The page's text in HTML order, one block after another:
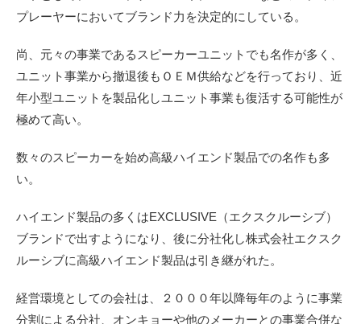
プレーヤーにおいてブランド力を決定的にしている。
尚、元々の事業であるスピーカーユニットでも名作が多く、
ユニット事業から撤退後もＯＥＭ供給などを行っており、近
年小型ユニットを製品化しユニット事業も復活する可能性が
極めて高い。
数々のスピーカーを始め高級ハイエンド製品での名作も多
い。
ハイエンド製品の多くはEXCLUSIVE（エクスクルーシブ）
ブランドで出すようになり、後に分社化し株式会社エクスク
ルーシブに高級ハイエンド製品は引き継がれた。
経営環境としての会社は、２０００年以降毎年のように事業
分割による分社、オンキョーや他のメーカーとの事業合併な